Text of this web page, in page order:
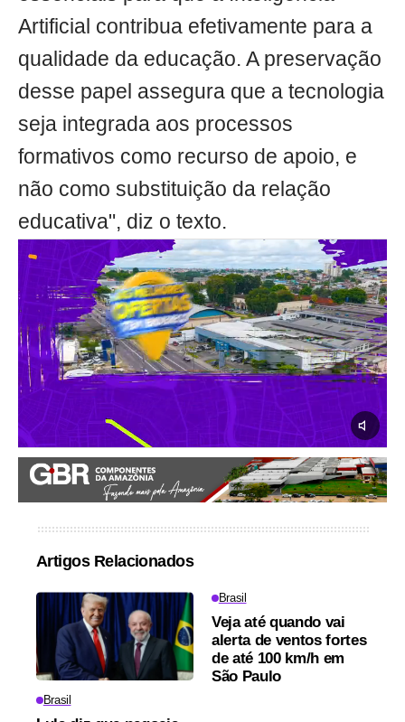
Artificial contribua efetivamente para a
qualidade da educação. A preservação
desse papel assegura que a tecnologia
seja integrada aos processos
formativos como recurso de apoio, e
não como substituição da relação
educativa", diz o texto.
Artigos Relacionados
Brasil
Brasil
Veja até quando vai
alerta de ventos fortes
de até 100 km/h em
São Paulo